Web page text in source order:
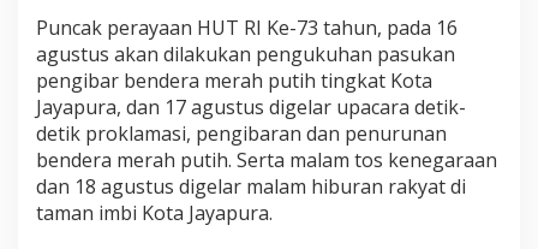
Puncak perayaan HUT RI Ke-73 tahun, pada 16
agustus akan dilakukan pengukuhan pasukan
pengibar bendera merah putih tingkat Kota
Jayapura, dan 17 agustus digelar upacara detik-
detik proklamasi, pengibaran dan penurunan
bendera merah putih. Serta malam tos kenegaraan
dan 18 agustus digelar malam hiburan rakyat di
taman imbi Kota Jayapura.